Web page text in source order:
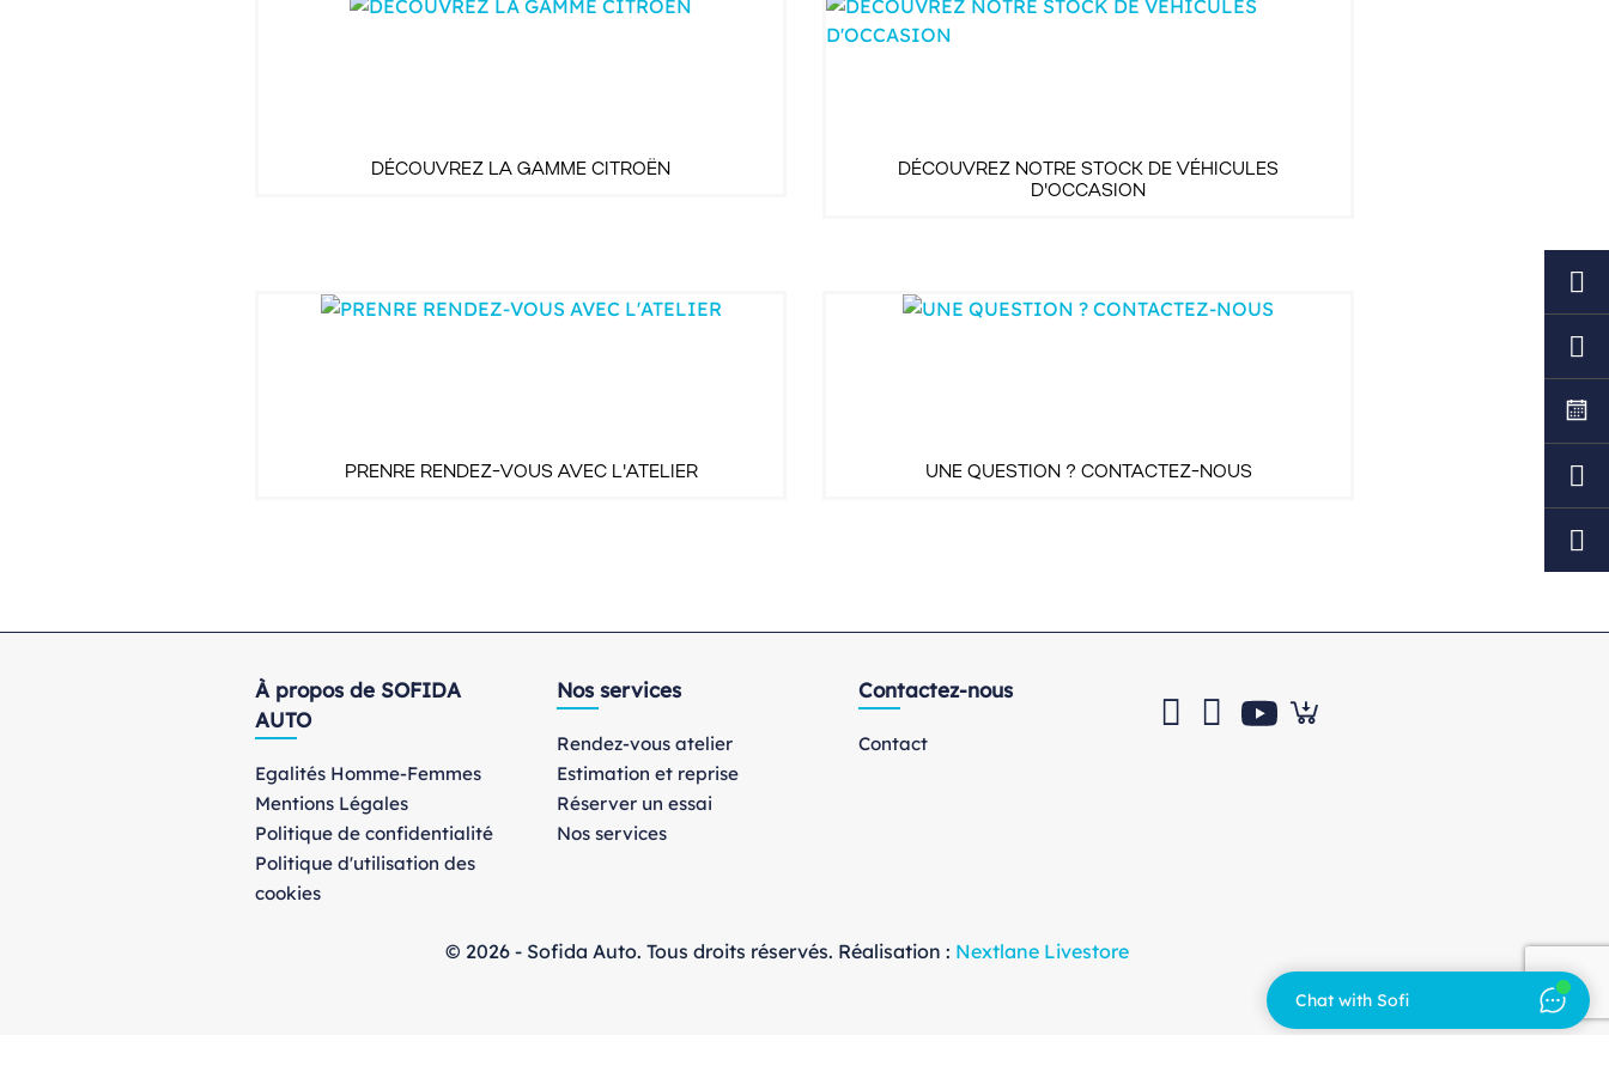
DÉCOUVREZ LA GAMME CITROËN
DÉCOUVREZ NOTRE STOCK DE VÉHICULES
D'OCCASION
PRENRE RENDEZ-VOUS AVEC L'ATELIER UNE QUESTION ? CONTACTEZ-NOUS
À propos de SOFIDA
AUTO
Egalités Homme-Femmes
Mentions Légales
Politique de confidentialité
Politique d'utilisation des
cookies
Nos services
Rendez-vous atelier
Estimation et reprise
Réserver un essai
Nos services
Contactez-nous
Contact
© 2026 - Sofida Auto. Tous droits réservés. Réalisation : Nextlane Livestore
Chat with Sofi